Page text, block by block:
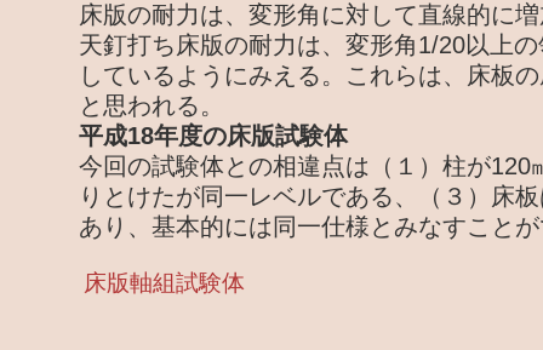
床版の耐力は、変形角に対して直線的に
天釘打ち床版の耐力は、変形角1/20以上
しているようにみえる。これらは、床板
と思われる。
平成18年度の床版試験体
今回の試験体との相違点は（１）柱が120
りとけたが同一レベルである、（３）床
あり、基本的には同一仕様とみなすこと
床版軸組試験体